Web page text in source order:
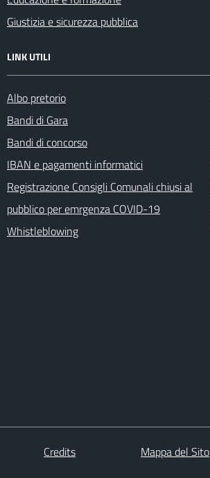
Giustizia e sicurezza pubblica
LINK UTILI
Albo pretorio
Bandi di Gara
Bandi di concorso
IBAN e pagamenti informatici
Registrazione Consigli Comunali chiusi al
pubblico per emrgenza COVID-19
Whistleblowing
Credits Mappa del Sito